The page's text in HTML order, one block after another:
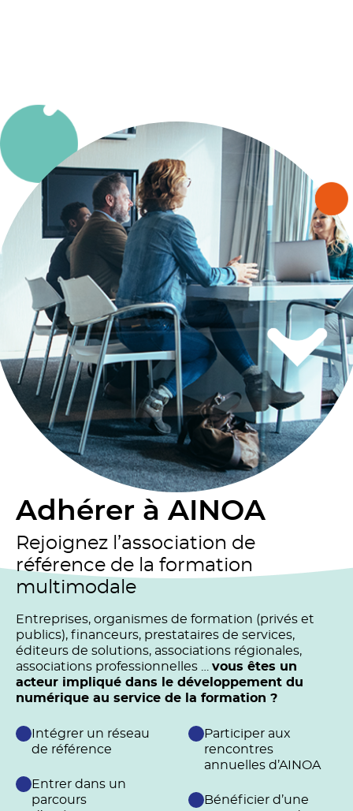
Adhérer à AINOA
Rejoignez l’association de
référence de la formation
multimodale
Entreprises, organismes de formation (privés et
publics), financeurs, prestataires de services,
éditeurs de solutions, associations régionales,
associations professionnelles … vous êtes un
acteur impliqué dans le développement du
numérique au service de la formation ?
Intégrer un réseau
de référence
Entrer dans un
parcours
Participer aux
rencontres
annuelles d’AINOA
Bénéficier d’une